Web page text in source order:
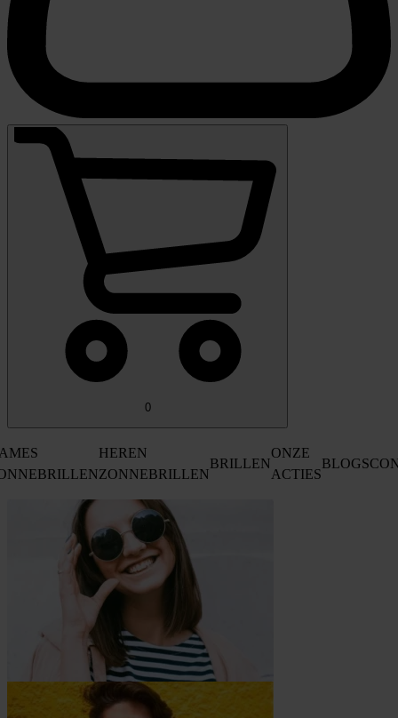
0
HEREN
ZONNEBRILLEN
BRILLEN
ONZE
ACTIES
BLOGS